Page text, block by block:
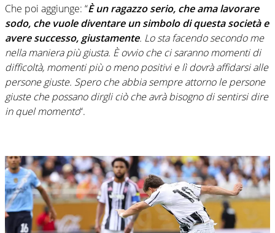
Che poi aggiunge: “È un ragazzo serio, che ama lavorare
sodo, che vuole diventare un simbolo di questa società e
avere successo, giustamente. Lo sta facendo secondo me
nella maniera più giusta. È ovvio che ci saranno momenti di
difficoltà, momenti più o meno positivi e lì dovrà affidarsi alle
persone giuste. Spero che abbia sempre attorno le persone
giuste che possano dirgli ciò che avrà bisogno di sentirsi dire
in quel momento“.